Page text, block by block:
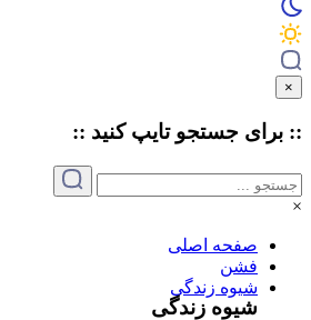
×
:: برای جستجو تایپکنید ::
×
صفحه اصلی
فشن
شیوه زندگی
شیوه زندگی